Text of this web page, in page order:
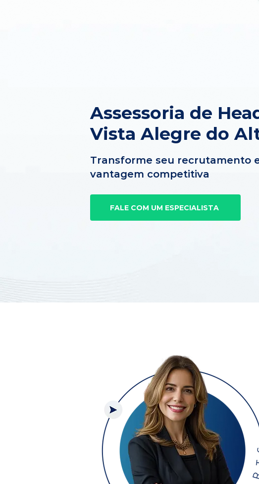
Assessoria de
Vista Alegre do
Transforme seu recrutamento
vantagem competitiva
FALE COM UM ESPECIALISTA